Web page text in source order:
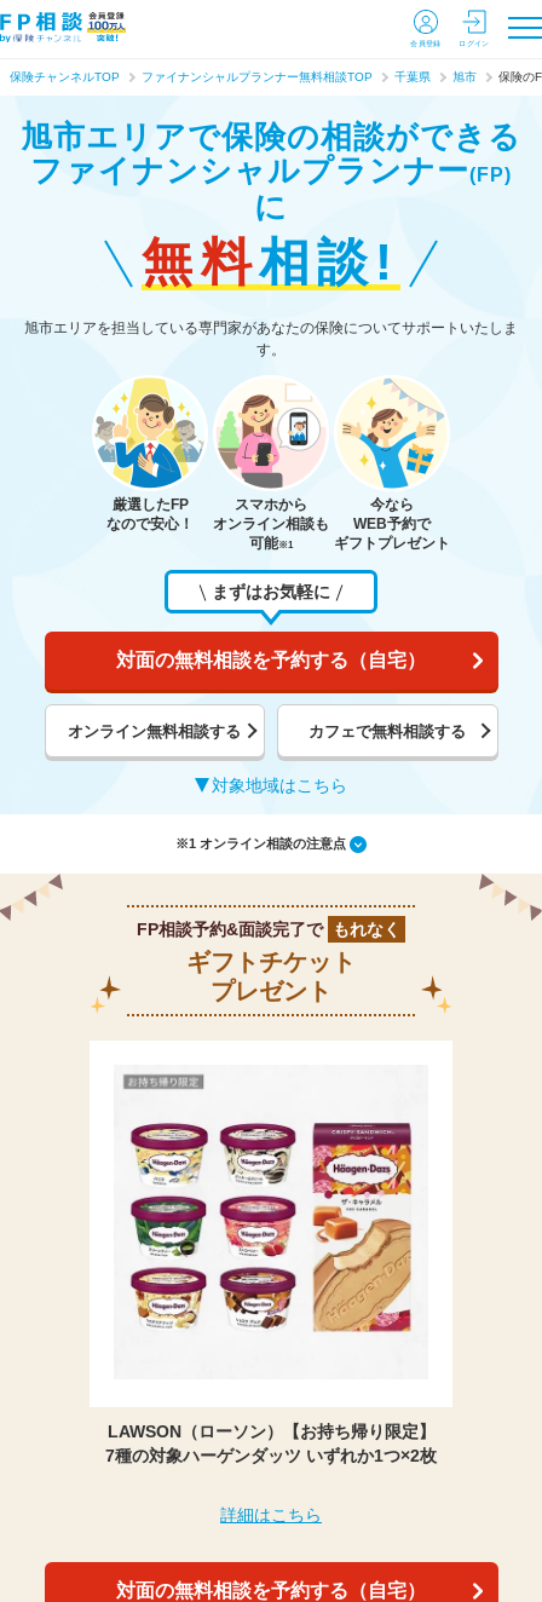
会員登録 ログイン
保険チャンネルTOP ファイナンシャルプランナー無料相談TOP 千葉県 旭市 保険の
旭市エリアで保険の相談ができる
ファイナンシャルプランナー(FP)
に
無料相談!
旭市エリアを担当している専門家があなたの保険についてサポートいたしま
す。
厳選したFP
なので安心！
スマホから
オンライン相談も
可能※1
今なら
WEB予約で
ギフトプレゼント
まずはお気軽に
対面の無料相談を予約する（自宅）
オンライン無料相談する カフェで無料相談する
対象地域はこちら
※1 オンライン相談の注意点
FP相談予約&面談完了で もれなく
ギフトチケット
プレゼント
LAWSON（ローソン）【お持ち帰り限定】
7種の対象ハーゲンダッツ いずれか1つ×2枚
詳細はこちら
対面の無料相談を予約する（自宅）